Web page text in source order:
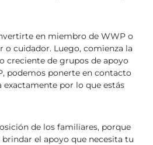
en miembro de WWP o
cuidador. Luego, comienza la
creciente de grupos de apoyo
podemos ponerte en contacto
por lo que estás
de los familiares, porque
el apoyo que necesita tu